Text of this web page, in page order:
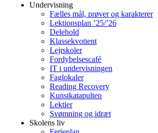
Undervisning
Fælles mål, prøver og karakterer
Lektionsplan ’25/’26
Delehold
Klassekvotient
Lejrskoler
Fordybelsescafé
IT i undervisningen
Faglokaler
Reading Recovery
Kunstkatapulten
Lektier
Svømning og idræt
Skolens liv